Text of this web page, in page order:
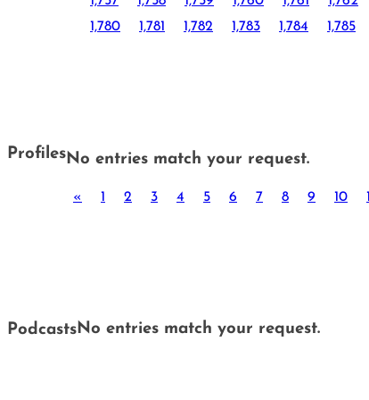
1,780
1,781 1,782 1,783 1,784 1,785
Profiles No entries match your request.
« 1 2 3 4 5 6 7 8 9 10
PodcastsNo entries match your request.